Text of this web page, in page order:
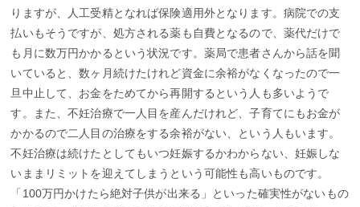
りますが、人工受精となれば保険適用外となります。病院での支
払いもそうですが、処方される薬も自費となるので、薬代だけで
も月に数万円かかるという状況です。薬局で患者さんから話を聞
いていると、数ヶ月続けたけれど資金に余裕がなくなったので一
旦中止して、お金をためてから再開するという人も多いようで
す。また、不妊治療で一人目を産んだけれど、子育てにもお金が
かかるので二人目の治療をする余裕がない、という人もいます。
不妊治療は続けたとしてもいつ妊娠するかわからない、妊娠しな
いままリミットを迎えてしまうという可能性も高いものです。
「100万円かけたら絶対子供が出来る」といった確実性がないもの